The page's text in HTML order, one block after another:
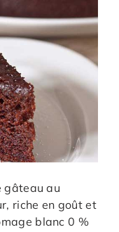
gâteau au
riche en goût et
blanc 0 %